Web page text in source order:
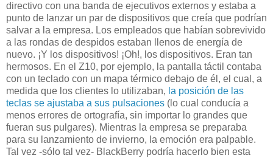
directivo con una banda de ejecutivos externos y estaba a
punto de lanzar un par de dispositivos que creía que podrían
salvar a la empresa. Los empleados que habían sobrevivido
a las rondas de despidos estaban llenos de energía de
nuevo. ¡Y los dispositivos! ¡Oh!, los dispositivos. Eran tan
hermosos. En el Z10, por ejemplo, la pantalla táctil contaba
con un teclado con un mapa térmico debajo de él, el cual, a
medida que los clientes lo utilizaban, la posición de las
teclas se ajustaba a sus pulsaciones (lo cual conducía a
menos errores de ortografía, sin importar lo grandes que
fueran sus pulgares). Mientras la empresa se preparaba
para su lanzamiento de invierno, la emoción era palpable.
Tal vez -sólo tal vez- BlackBerry podría hacerlo bien esta